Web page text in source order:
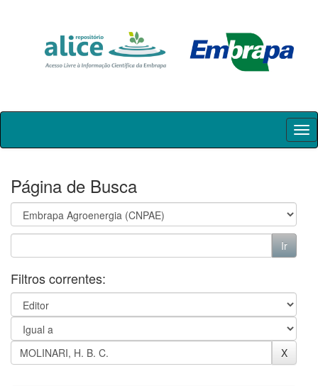
Skip
Página de Busca
Filtros correntes: